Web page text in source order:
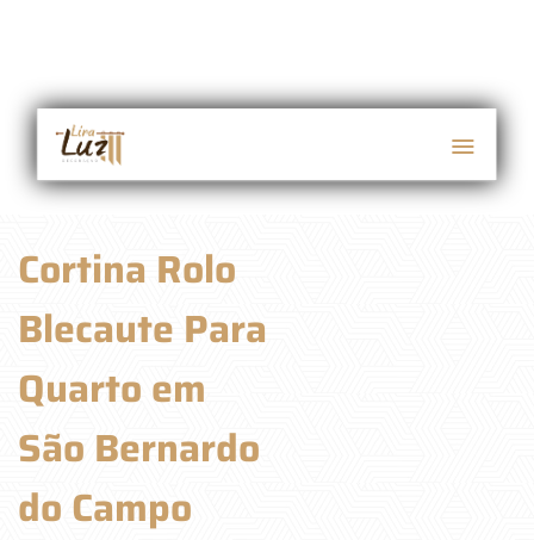
Cortina Rolo
Blecaute Para
Quarto em
São Bernardo
do Campo